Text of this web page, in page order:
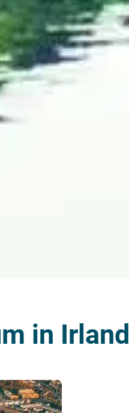
in Irland